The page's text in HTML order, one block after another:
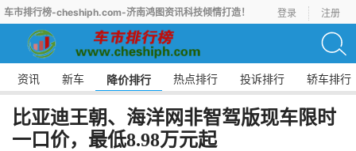
车市排行榜-cheshiph.com-济南鸿图资讯科技倾情打造！ 登录 注册
资讯 新车 降价排行 热点排行 投诉排行 轿车排行
比亚迪王朝、海洋网非智驾版现车限时
一口价，最低8.98万元起